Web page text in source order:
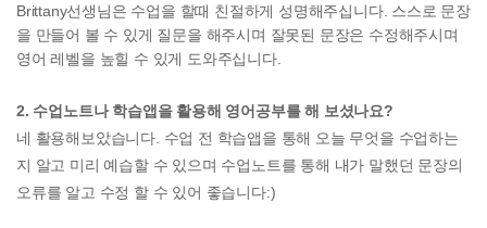
Brittany선생님은 수업을 할때 친절하게 성명해주십니다. 스스로 문장
을 만들어 볼 수 있게 질문을 해주시며 잘못된 문장은 수정해주시며
영어 레벨을 높힐 수 있게 도와주십니다.
2. 수업노트나 학습앱을 활용해 영어공부를 해 보셨나요?
네 활용해보았습니다. 수업 전 학습앱을 통해 오늘 무엇을 수업하는
지 알고 미리 예습할 수 있으며 수업노트를 통해 내가 말했던 문장의
오류를 알고 수정 할 수 있어 좋습니다:)